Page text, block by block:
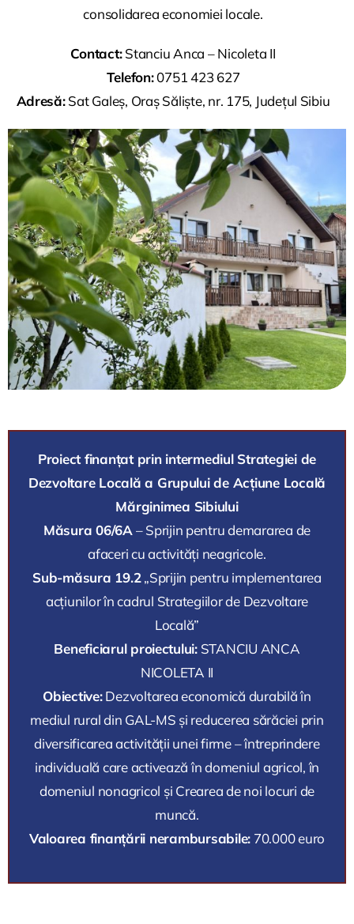
consolidarea economiei locale.
Contact:Stanciu Anca – Nicoleta II
Telefon:0751 423 627
Adresă:Sat Galeș, Oraș Săliște, nr. 175, Județul Sibiu
Proiect finanțat prin intermediul Strategiei de
Dezvoltare Locală a Grupului de Acțiune Locală
Mărginimea Sibiului
Măsura 06/6A – Sprijin pentru demararea de
afaceri cu activități neagricole.
Sub-măsura 19.2„Sprijin pentru implementarea
acțiunilor în cadrul Strategiilor de Dezvoltare
Locală”
Beneficiarul proiectului:STANCIU ANCA
NICOLETA II
Obiective:Dezvoltarea economică durabilă în
mediul rural din GAL-MS și reducerea sărăciei prin
diversificarea activității unei firme – întreprindere
individuală care activează în domeniul agricol, în
domeniul nonagricol și Crearea de noi locuri de
muncă.
Valoarea finanțării nerambursabile: 70.000 euro